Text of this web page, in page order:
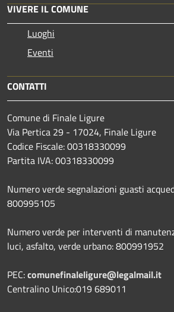
VIVERE IL COMUNE
Luoghi
Eventi
CONTATTI
Comune di Finale Ligure
Via Pertica 29 - 17024, Finale Ligure
Codice Fiscale: 00318330099
Partita IVA: 00318330099
Numero verde segnalazioni guasti
800995105
Numero verde per interventi di
luci, asfalto, verde urbano: 800991952
PEC:comunefinaleligure@legalmail.it
Centralino Unico:019 689011